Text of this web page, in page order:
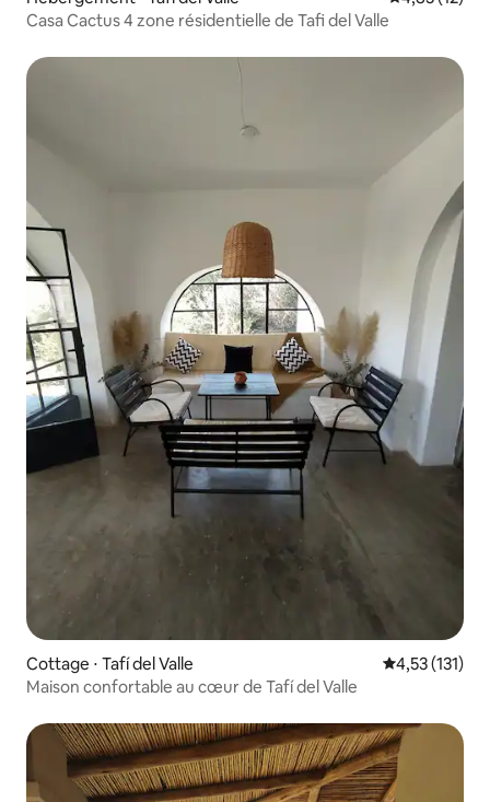
Casa Cactus 4 zone résidentielle de Tafi del Valle
Cottage ⋅ Tafí del Valle Évaluation
4,53 (131)
Maison confortable au cœur de Tafí del Valle